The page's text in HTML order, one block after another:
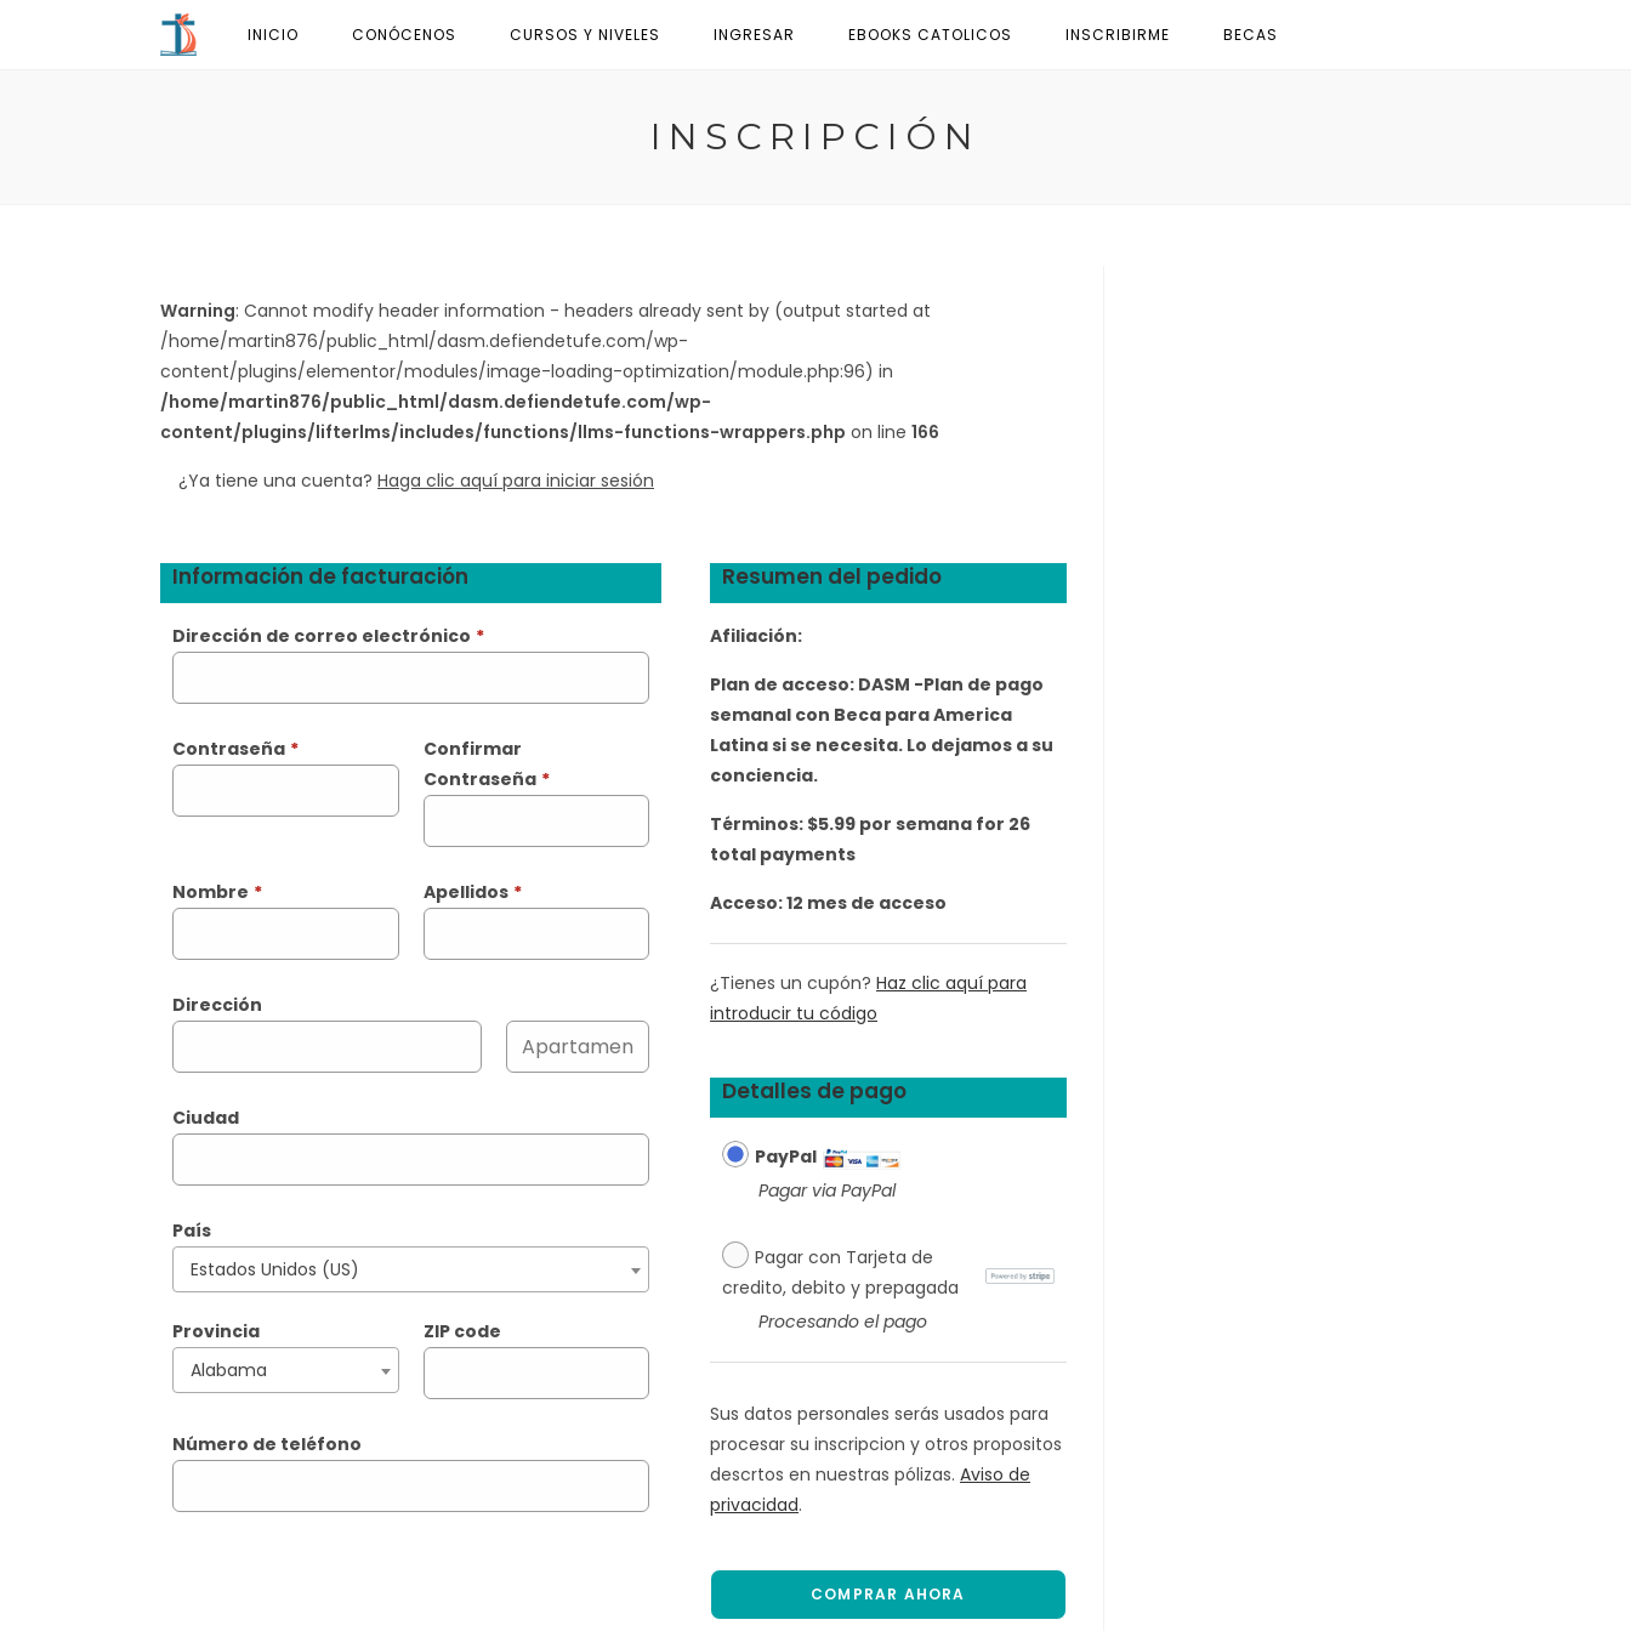
INICIO CONÓCENOS CURSOS Y NIVELES INGRESAR EBOOKS CATOLICOS INSCRIBIRME BECAS
INSCRIPCIÓN
Warning: Cannot modify header information - headers already sent by (output started at
/home/martin876/public_html/dasm.defiendetufe.com/wp-
content/plugins/elementor/modules/image-loading-optimization/module.php:96) in
/home/martin876/public_html/dasm.defiendetufe.com/wp-
content/plugins/lifterlms/includes/functions/llms-functions-wrappers.php on line 166
¿Ya tiene una cuenta? Haga clic aquí para iniciar sesión
Información de facturación
Dirección de correo electrónico *
Contraseña *
Confirmar
Contraseña *
Nombre * Apellidos *
Dirección
Ciudad
País
Estados Unidos (US)
Provincia
Alabama
ZIP code
Número de teléfono
Resumen del pedido
Afiliación:
Plan de acceso: DASM -Plan de pago
semanal con Beca para America
Latina si se necesita. Lo dejamos a su
conciencia.
Términos: $5.99 por semana for 26
total payments
Acceso:12 mes de acceso
¿Tienes un cupón?Haz clic aquí para
introducir tu código
Detalles de pago
PayPal
Pagar via PayPal
Pagar con Tarjeta de
credito, debito y prepagada
Procesando el pago
Sus datos personales serás usados para
procesar su inscripcion y otros propositos
descrtos en nuestras pólizas.Aviso de
privacidad.
COMPRAR AHORA